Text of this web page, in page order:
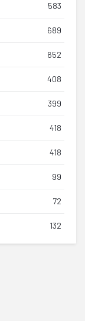
583
689
652
408
399
418
418
99
72
132